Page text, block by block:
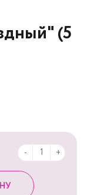
(5
- +